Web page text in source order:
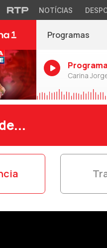
NOTÍCIAS
Programas
Carina